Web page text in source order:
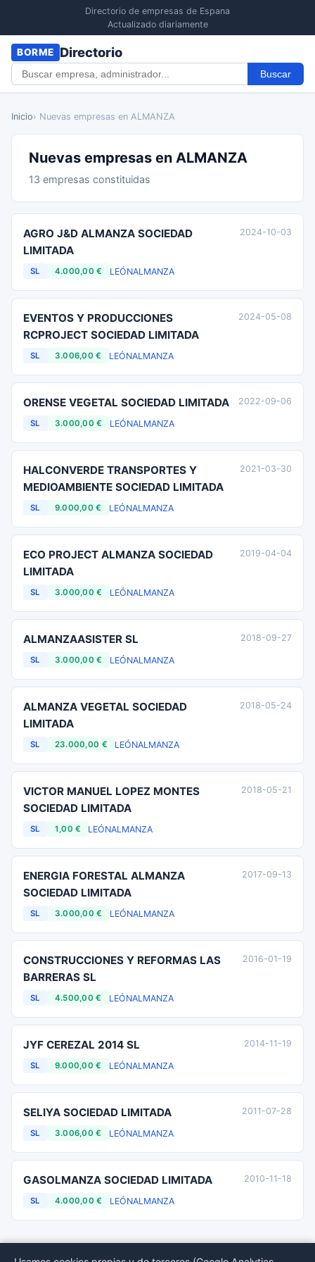
Directorio de empresas de Espana
Actualizado diariamente
BORME Directorio
Buscar
Inicio› Nuevas empresas en ALMANZA
Nuevas empresas en ALMANZA
13 empresas constituidas
AGRO J&D ALMANZA SOCIEDAD
LIMITADA
SL 4.000,00 € LEÓNALMANZA
2024-10-03
EVENTOS Y PRODUCCIONES
RCPROJECT SOCIEDAD LIMITADA
SL 3.006,00 € LEÓNALMANZA
2024-05-08
ORENSE VEGETAL SOCIEDAD LIMITADA
SL 3.000,00 € LEÓNALMANZA
2022-09-06
HALCONVERDE TRANSPORTES Y
MEDIOAMBIENTE SOCIEDAD LIMITADA
SL 9.000,00 € LEÓNALMANZA
2021-03-30
ECO PROJECT ALMANZA SOCIEDAD
LIMITADA
SL 3.000,00 € LEÓNALMANZA
2019-04-04
ALMANZAASISTER SL
SL 3.000,00 € LEÓNALMANZA
2018-09-27
ALMANZA VEGETAL SOCIEDAD
LIMITADA
SL 23.000,00 € LEÓNALMANZA
2018-05-24
VICTOR MANUEL LOPEZ MONTES
SOCIEDAD LIMITADA
SL 1,00 € LEÓNALMANZA
2018-05-21
ENERGIA FORESTAL ALMANZA
SOCIEDAD LIMITADA
SL 3.000,00 € LEÓNALMANZA
2017-09-13
CONSTRUCCIONES Y REFORMAS LAS
BARRERAS SL
SL 4.500,00 € LEÓNALMANZA
2016-01-19
JYF CEREZAL 2014 SL
SL 9.000,00 € LEÓNALMANZA
2014-11-19
SELIYA SOCIEDAD LIMITADA
SL 3.006,00 € LEÓNALMANZA
2011-07-28
GASOLMANZA SOCIEDAD LIMITADA
SL 4.000,00 € LEÓNALMANZA
2010-11-18